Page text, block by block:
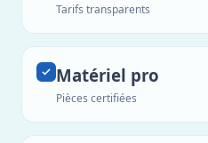
Tarifs transparents
Matériel pro
Pièces certifiées